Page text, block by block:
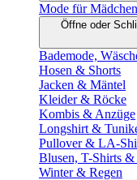
Mode für Mädchen
Öffne oder
Bademode,
Hosen & Shorts
Jacken & Mäntel
Kleider & Röcke
Kombis & Anzüge
Longshirt &
Pullover & LA-
Blusen, T-Shirts &
Winter & Regen